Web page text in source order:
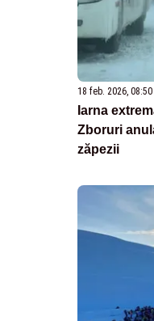
18 feb. 2026, 08:50
Iarna
Zboruri
zăpezii